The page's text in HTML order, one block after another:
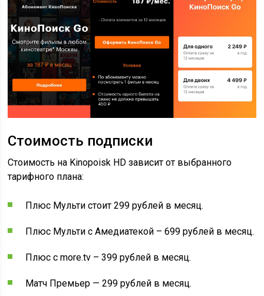
Стоимость подписки
Стоимость на Kinopoisk HD зависит от выбранного
тарифного плана:
Плюс Мульти стоит 299 рублей в месяц.
Плюс Мульти с Амедиатекой – 699 рублей в месяц.
Плюс с more.tv – 399 рублей в месяц.
Матч Премьер — 299 рублей в месяц.